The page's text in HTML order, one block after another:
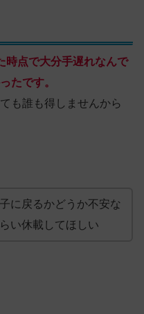
時点で大分手遅れなんで
たです。
も誰も得しませんから
に戻るかどうか不安な
い休載してほしい